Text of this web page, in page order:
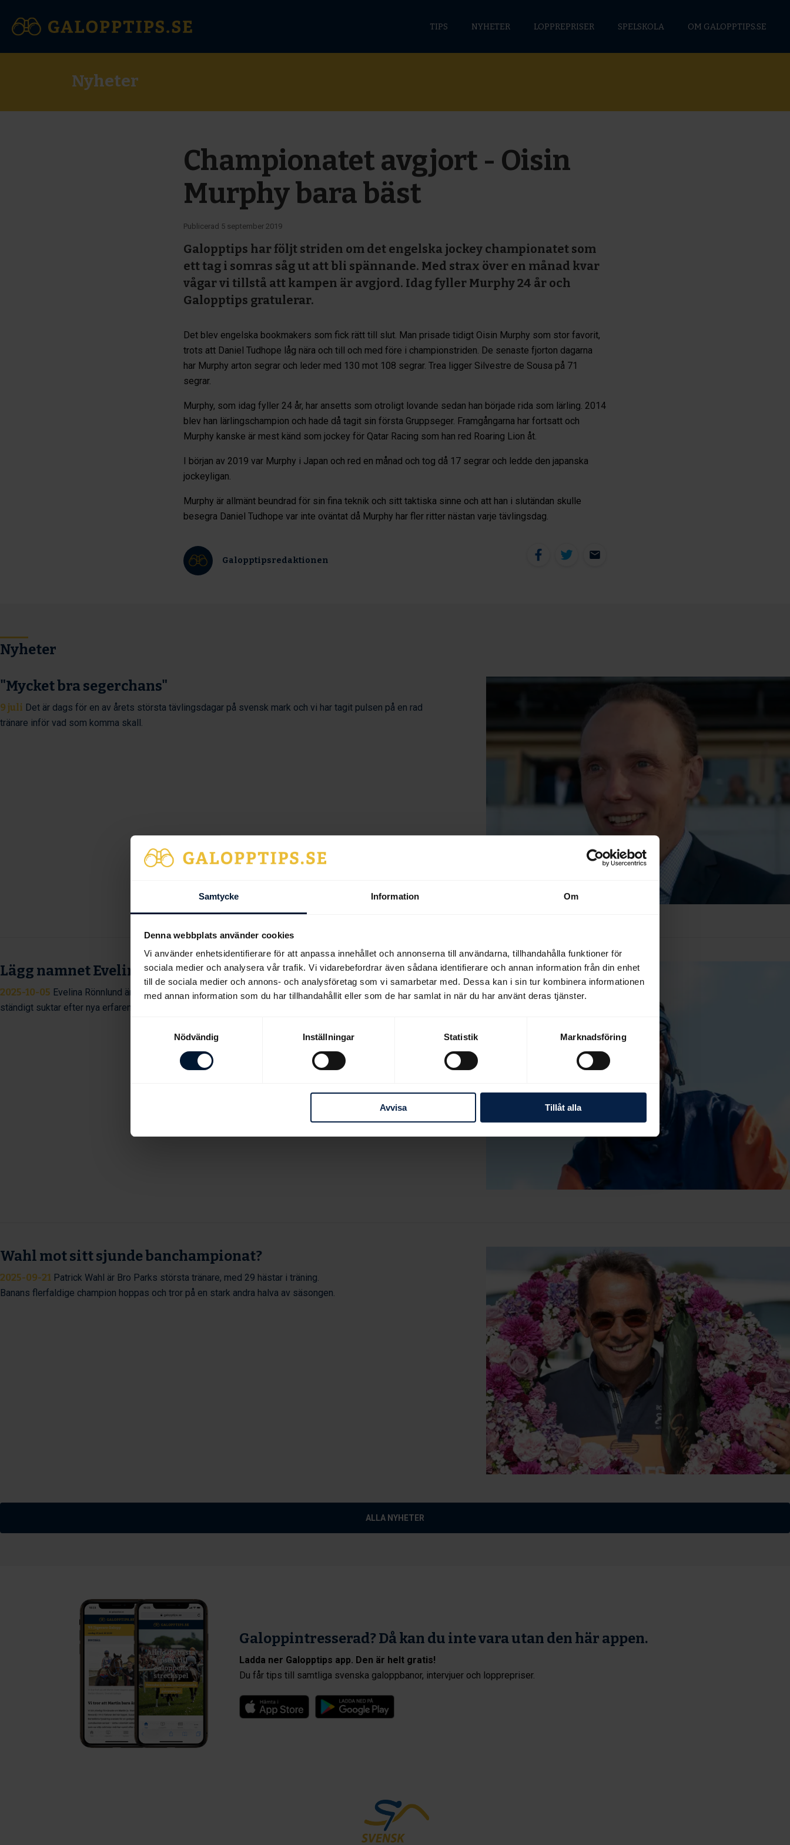
Samtycke Information Om
Denna webbplats använder cookies
Vi använder enhetsidentifierare för att anpassa innehållet och annonserna till användarna, tillhandahålla funktioner för
sociala medier och analysera vår trafik. Vi vidarebefordrar även sådana identifierare och annan information från din enhet
till de sociala medier och annons- och analysföretag som vi samarbetar med. Dessa kan i sin tur kombinera informationen
med annan information som du har tillhandahållit eller som de har samlat in när du har använt deras tjänster.
Nödvändig
Inställningar Statistik Marknadsföring
Avvisa Tillåt alla
TIPS NYHETER LOPPREPRISER SPELSKOLA OM GALOPPTIPS.SE
Nyheter
Championatet avgjort - Oisin
Murphy bara bäst
Publicerad 5 september 2019
Galopptips har följt striden om det engelska jockey championatet som
ett tag i somras såg ut att bli spännande. Med strax över en månad kvar
vågar vi tillstå att kampen är avgjord. Idag fyller Murphy 24 år och
Galopptips gratulerar.
Det blev engelska bookmakers som fick rätt till slut. Man prisade tidigt Oisin Murphy som stor favorit,
trots att Daniel Tudhope låg nära och till och med före i championstriden. De senaste fjorton dagarna
har Murphy arton segrar och leder med 130 mot 108 segrar. Trea ligger Silvestre de Sousa på 71
segrar.
Murphy, som idag fyller 24 år, har ansetts som otroligt lovande sedan han började rida som lärling. 2014
blev han lärlingschampion och hade då tagit sin första Gruppseger. Framgångarna har fortsatt och
Murphy kanske är mest känd som jockey för Qatar Racing som han red Roaring Lion åt.
I början av 2019 var Murphy i Japan och red en månad och tog då 17 segrar och ledde den japanska
jockeyligan.
Murphy är allmänt beundrad för sin fina teknik och sitt taktiska sinne och att han i slutändan skulle
besegra Daniel Tudhope var inte oväntat då Murphy har fler ritter nästan varje tävlingsdag.
Galopptipsredaktionen
Nyheter
"Mycket bra segerchans"
9 juli Det är dags för en av årets största tävlingsdagar på svensk mark och vi har tagit pulsen på en rad
tränare inför vad som komma skall.
Lägg namnet Evelina Rönnlund på minnet
2025-10-05 Evelina Rönnlund är bara några få segrar ifrån att rida ur sin viktlättnad som lärling. Jockeyn som
ständigt suktar efter nya erfarenheter och kunskap.
Wahl mot sitt sjunde banchampionat?
2025-09-21 Patrick Wahl är Bro Parks största tränare, med 29 hästar i träning.
Banans flerfaldige champion hoppas och tror på en stark andra halva av säsongen.
ALLA NYHETER
Galoppintresserad? Då kan du inte vara utan den här appen.
Ladda ner Galopptips app. Den är helt gratis!
Du får tips till samtliga svenska galoppbanor, intervjuer och lopprepriser.